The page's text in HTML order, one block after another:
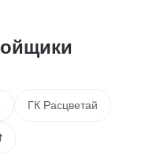
ГК Расцветай